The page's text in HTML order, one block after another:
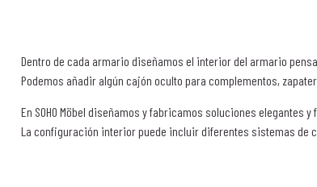
Dentro de cada armario diseñamos el interior del armario
Podemos añadir algún cajón oculto para complementos,
En SOHO Möbel diseñamos y fabricamos soluciones
La configuración interior puede incluir diferentes sistemas de